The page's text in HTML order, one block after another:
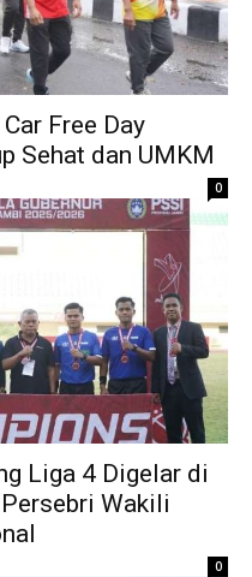
Free Day
Sehat dan UMKM
0
Liga 4 Digelar di
Wakili
0